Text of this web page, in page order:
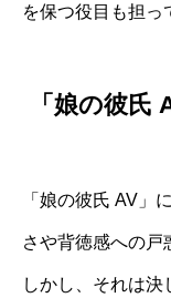
を保つ役目も担っ
「娘の彼氏
「娘の彼氏 AV」
さや背徳感への戸
しかし、それは